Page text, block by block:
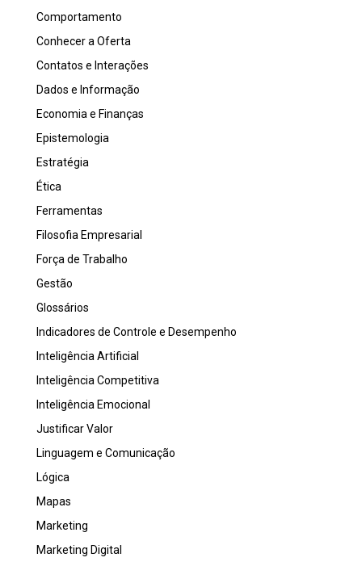
Comportamento
Conhecer a Oferta
Contatos e Interações
Dados e Informação
Economia e Finanças
Epistemologia
Estratégia
Ética
Ferramentas
Filosofia Empresarial
Força de Trabalho
Gestão
Glossários
Indicadores de Controle e Desempenho
Inteligência Artificial
Inteligência Competitiva
Inteligência Emocional
Justificar Valor
Linguagem e Comunicação
Lógica
Mapas
Marketing
Marketing Digital